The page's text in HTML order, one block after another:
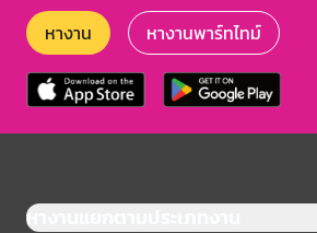
หางาน หางานพาร์ทไทม์
หางานแยกตามประเภทงาน